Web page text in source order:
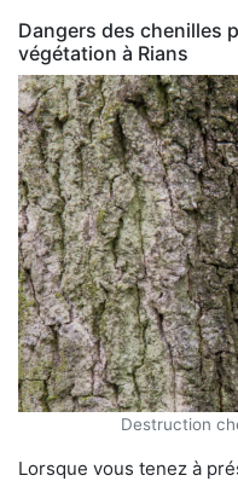
Dangers des chenilles
végétation à Rians
Destruction
Lorsque vous tenez à